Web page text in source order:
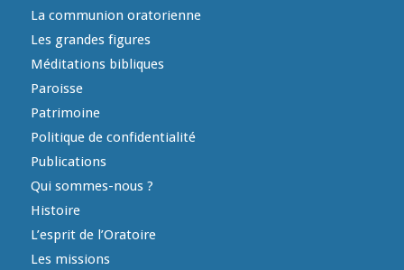
La communion oratorienne
Les grandes figures
Méditations bibliques
Paroisse
Patrimoine
Politique de confidentialité
Publications
Qui sommes-nous ?
Histoire
L’esprit de l’Oratoire
Les missions